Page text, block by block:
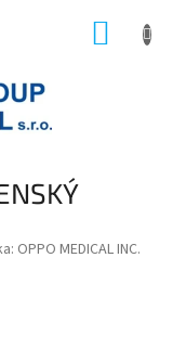
OPPO MEDICAL INC.